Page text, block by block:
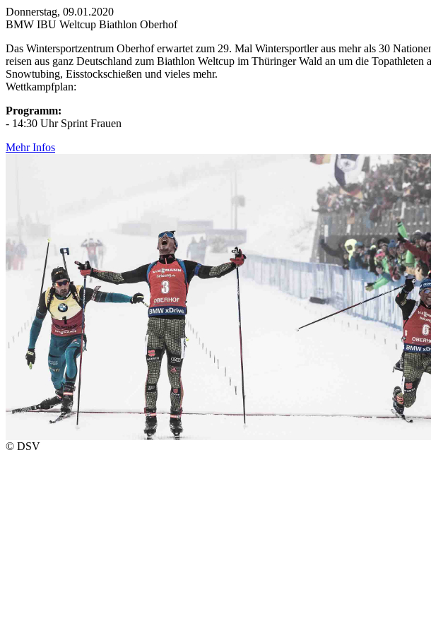
Donnerstag, 09.01.2020
BMW IBU Weltcup Biathlon Oberhof
Das Wintersportzentrum Oberhof erwartet zum 29. Mal Wintersportler aus mehr als 30
reisen aus ganz Deutschland zum Biathlon Weltcup im Thüringer Wald an um die
Snowtubing, Eisstockschießen und vieles mehr.
Wettkampfplan:
Programm:
- 14:30 Uhr Sprint Frauen
Mehr Infos
© DSV